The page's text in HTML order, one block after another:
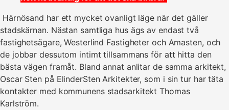
Härnösand har ett mycket ovanligt läge när det gäller
stadskärnan. Nästan samtliga hus ägs av endast två
fastighetsägare, Westerlind Fastigheter och Amasten, och
de jobbar dessutom intimt tillsammans för att hitta den
bästa vägen framåt. Bland annat anlitar de samma arkitekt,
Oscar Sten på ElinderSten Arkitekter, som i sin tur har täta
kontakter med kommunens stadsarkitekt Thomas
Karlström.